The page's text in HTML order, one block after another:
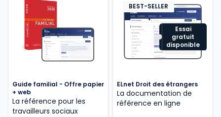
Guide familial - Offre papier
+ web
La référence pour les
travailleurs sociaux
Essai
gratuit
disponible
BEST-SELLER
ELnet Droit des étrangers
La documentation de
référence en ligne